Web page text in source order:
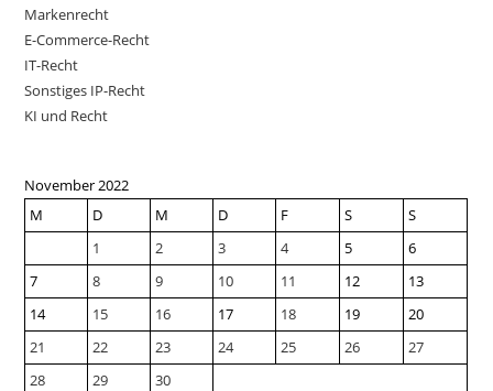
Markenrecht
E-Commerce-Recht
IT-Recht
Sonstiges IP-Recht
KI und Recht
November 2022
M
D M D F S
S
1
2 3 4 5
6
7
8 9 10 11 12
13
14
15 16 17 18 19
20
21
22 23 24 25 26
27
28
29 30